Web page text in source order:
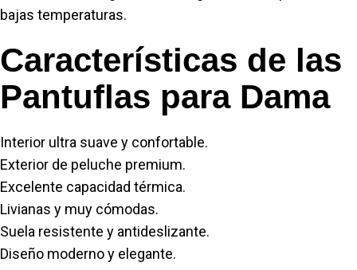
bajas temperaturas.
Características de las
Pantuflas para Dama
Interior ultra suave y confortable.
Exterior de peluche premium.
Excelente capacidad térmica.
Livianas y muy cómodas.
Suela resistente y antideslizante.
Diseño moderno y elegante.